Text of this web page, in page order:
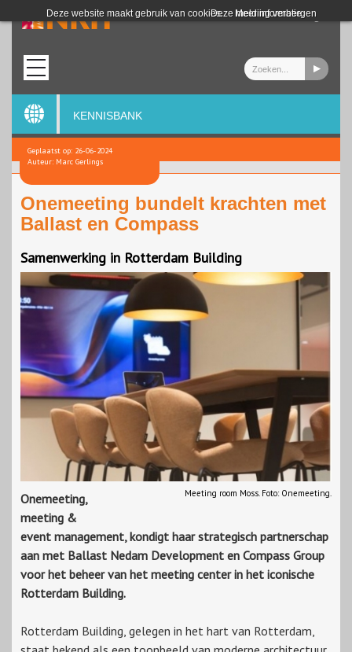
Deze website maakt gebruik van cookies. Meer informatie
Deze melding verbergen
Login
KENNISBANK
Geplaatst op: 26-06-2024
Auteur: Marc Gerlings
Onemeeting bundelt krachten met
Ballast en Compass
Samenwerking in Rotterdam Building
Meeting room Moss. Foto: Onemeeting.
Onemeeting,
meeting &
event management, kondigt haar strategisch partnerschap
aan met Ballast Nedam Development en Compass Group
voor het beheer van het meeting center in het iconische
Rotterdam Building.
Rotterdam Building, gelegen in het hart van Rotterdam,